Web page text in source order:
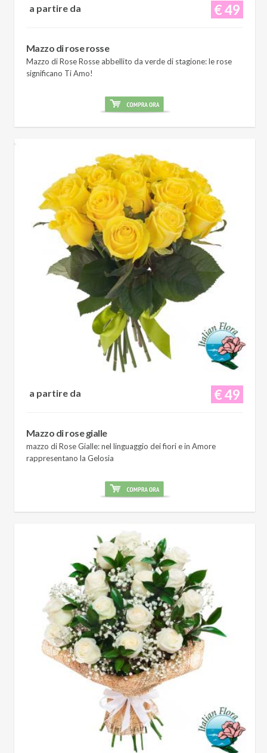
€ 49
a partire da
Mazzo di rose rosse
Mazzo di Rose Rosse abbellito da verde di stagione: le rose
significano Ti Amo!
€ 49
a partire da
Mazzo di rose gialle
mazzo di Rose Gialle: nel linguaggio dei fiori e in Amore
rappresentano la Gelosia